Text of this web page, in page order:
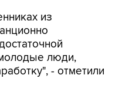
из
люди,
- отметили